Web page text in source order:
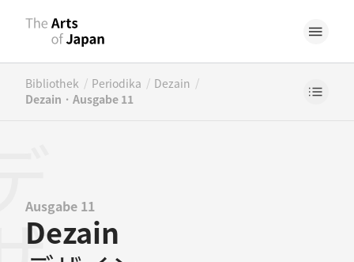
Bibliothek / Periodika / Dezain /
Dezain · Ausgabe 11
Ausgabe 11
Dezain